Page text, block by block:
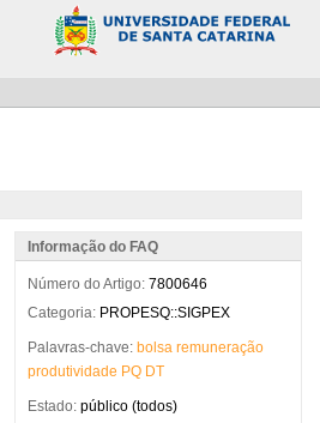
Informação do FAQ
Número do Artigo: 7800646
Categoria: PROPESQ::SIGPEX
Palavras-chave: bolsa remuneração
produtividade PQ DT
Estado: público (todos)